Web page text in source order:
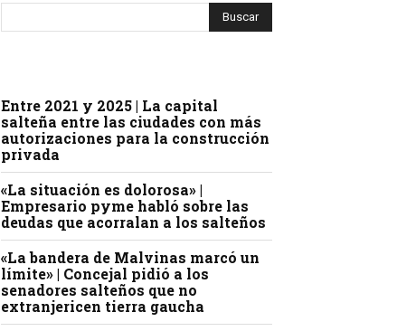
Entre 2021 y 2025 | La capital
salteña entre las ciudades con más
autorizaciones para la construcción
privada
«La situación es dolorosa» |
Empresario pyme habló sobre las
deudas que acorralan a los salteños
«La bandera de Malvinas marcó un
límite» | Concejal pidió a los
senadores salteños que no
extranjericen tierra gaucha